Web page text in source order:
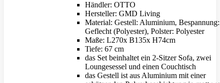
Händler: OTTO
Hersteller: GMD Living
Material: Gestell: Aluminium,
Geflecht (Polyester), Polster: Polyester
Maße: L270x B135x H74cm
Tiefe: 67 cm
das Set beinhaltet ein 2-Sitzer Sofa, zwei
Loungesessel und einen Couchtisch
das Gestell ist aus Aluminium mit einer